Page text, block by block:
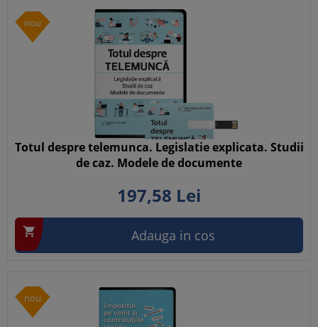
nou
Totul despre telemunca. Legislatie explicata. Studii
de caz. Modele de documente
197,58 Lei
 Adauga in cos
nou